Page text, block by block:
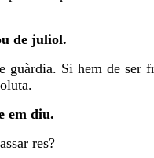
de juliol.
guàrdia. Si hem de ser
em diu.
res?